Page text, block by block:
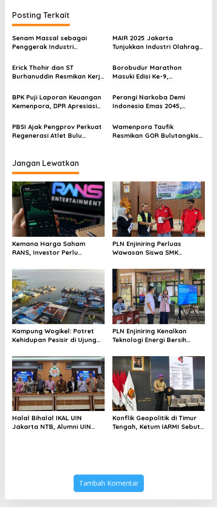
a
s
i
o
Posting Terkait
Senam Massal sebagai
Penggerak Industri
2025 untuk Ekonomi
Nasional
MAIR 2025 Jakarta
Tunjukkan Industri Olahraga
Erick Thohir dan ST
Burhanuddin Resmikan Kerja
Program Pemuda dan
Olahraga
Borobudur Marathon
Masuki Edisi Ke-9,
Kolaborasi
BPK Puji Laporan Keuangan
Kemenpora, DPR Apresiasi
Perangi Narkoba Demi
Indonesia Emas 2045,
PBSI Ajak Pengprov Perkuat
Regenerasi Atlet Bulu
Wamenpora Taufik
Resmikan GOR Bulutangkis
Jangan Lewatkan
Kemana Harga Saham
RANS, Investor Perlu
Menghindari Spekulasi
Berlebihan
PLN Enjiniring Perluas
Wawasan Siswa SMK
Perubahan Iklim
Kampung Wogikel: Potret
Kehidupan Pesisir di Ujung
Bertahan di Tengah
Keterbatasan
PLN Enjiniring Kenalkan
Teknologi Energi Bersih
Halal Bihalal IKAL UIN
Jakarta NTB, Alumni UIN
Konflik Geopolitik di Timur
Tengah, Ketum IARMI Sebut
Tambah Komentar